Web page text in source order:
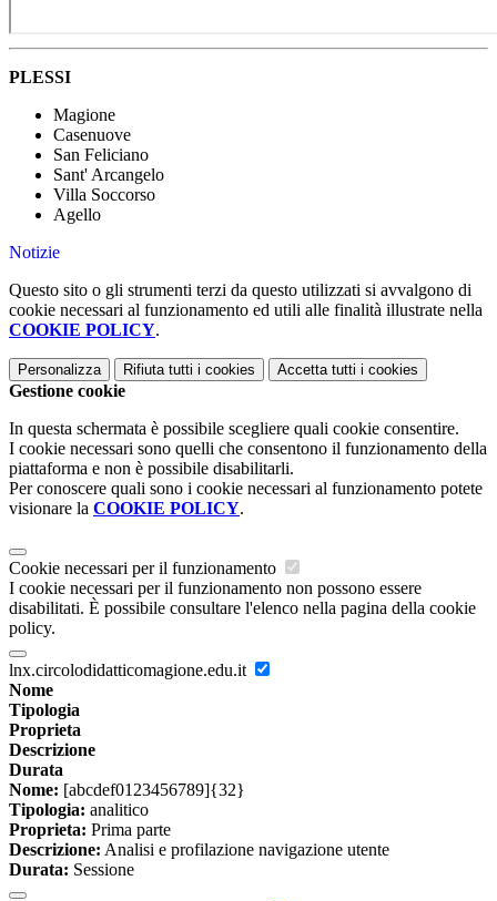
PLESSI
Magione
Casenuove
San Feliciano
Sant' Arcangelo
Villa Soccorso
Agello
Notizie
Questo sito o gli strumenti terzi da questo utilizzati si avvalgono di
cookie necessari al funzionamento ed utili alle finalità illustrate nella
COOKIE POLICY.
Personalizza Rifiuta tutti i cookies Accetta tutti i cookies
Gestione cookie
In questa schermata è possibile scegliere quali cookie consentire.
I cookie necessari sono quelli che consentono il funzionamento della
piattaforma e non è possibile disabilitarli.
Per conoscere quali sono i cookie necessari al funzionamento potete
visionare la COOKIE POLICY.
Cookie necessari per il funzionamento
I cookie necessari per il funzionamento non possono essere
disabilitati. È possibile consultare l'elenco nella pagina della cookie
policy.
lnx.circolodidatticomagione.edu.it
Nome
Tipologia
Proprieta
Descrizione
Durata
Nome: [abcdef0123456789]{32}
Tipologia: analitico
Proprieta: Prima parte
Descrizione: Analisi e profilazione navigazione utente
Durata: Sessione